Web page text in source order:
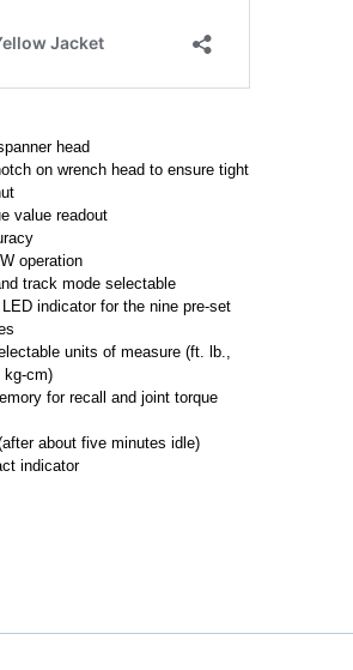
head
on wrench head to ensure tight
value readout
operation
track mode selectable
indicator for the nine pre-set
units of measure (ft. lb.,
kg-cm)
for recall and joint torque
about five minutes idle)
indicator